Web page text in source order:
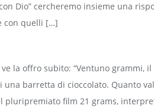
Dio” cercheremo insieme una
con quelli […]
la offro subito: “Ventuno grammi,
barretta di cioccolato. Quanto
pluripremiato film 21 grams,